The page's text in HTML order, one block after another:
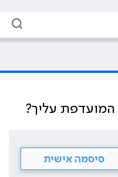
עליך?
סיסמה אישית